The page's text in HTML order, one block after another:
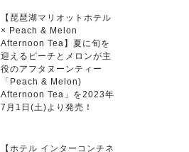
【琵琶湖マリオットホテル
× Peach & Melon
Afternoon Tea】夏に旬を
迎えるピーチとメロンが主
役のアフタヌーンティー
「Peach & Melon)
Afternoon Tea」を2023年
7月1日(土)より発売！
【ホテル インターコンチネ